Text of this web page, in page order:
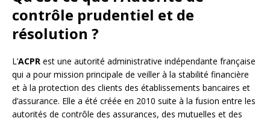
contrôle prudentiel et de
résolution ?
L’ACPR est une autorité administrative indépendante française
qui a pour mission principale de veiller à la stabilité financière
et à la protection des clients des établissements bancaires et
d’assurance. Elle a été créée en 2010 suite à la fusion entre les
autorités de contrôle des assurances, des mutuelles et des